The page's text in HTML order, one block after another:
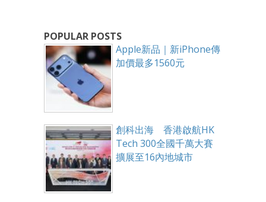
POPULAR POSTS
Apple新品｜新iPhone傳
加價最多1560元
創科出海 香港啟航HK
Tech 300全國千萬大賽
擴展至16內地城市